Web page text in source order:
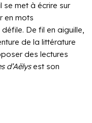
se met à écrire sur
en mots
De fil en aiguille,
de la littérature
des lectures
d’Aëlysest son